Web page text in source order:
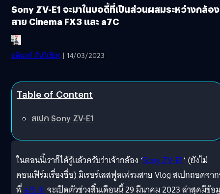
Sony ZV-E1 จะมาในบอดี้ที่เป็นส่วนผสมระหว่างกล้อง
สาย Cinema FX3 และ a7C
บดินทร์ ตันวิเชียร | 14/03/2023
Table of Content
สเปก Sony ZV-E1
ในตอนนี้เราก็ได้รู้แล้วครับว่าเจ้ากล้อง ‘Sony ZV-E1‘ (ยังไม่
คอนเฟิร์มเรื่องชื่อ) มิเรอร์เลสฟูลเฟรมสาย Vlog สเปกถอดจา
พี่a7S IIIจะเปิดตัวช่วงสิ้นเดือนนี้ 29 มีนาคม 2023 ล่าสุดมีข้อ